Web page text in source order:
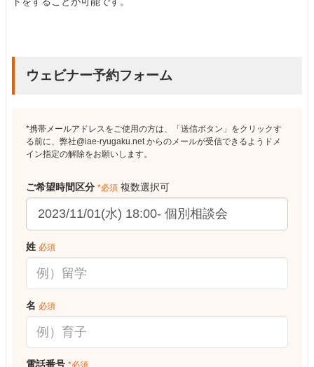
ウェビナー予約フォーム
*携帯メールアドレスをご使用の方は、「送信ボタン」をクリックす
る前に、弊社@iae-ryugaku.net からのメールが受信できるようドメ
イン指定の解除をお願いします。
ご希望時間区分 *必須 複数選択可
姓 必須
名 必須
電話番号 *必須